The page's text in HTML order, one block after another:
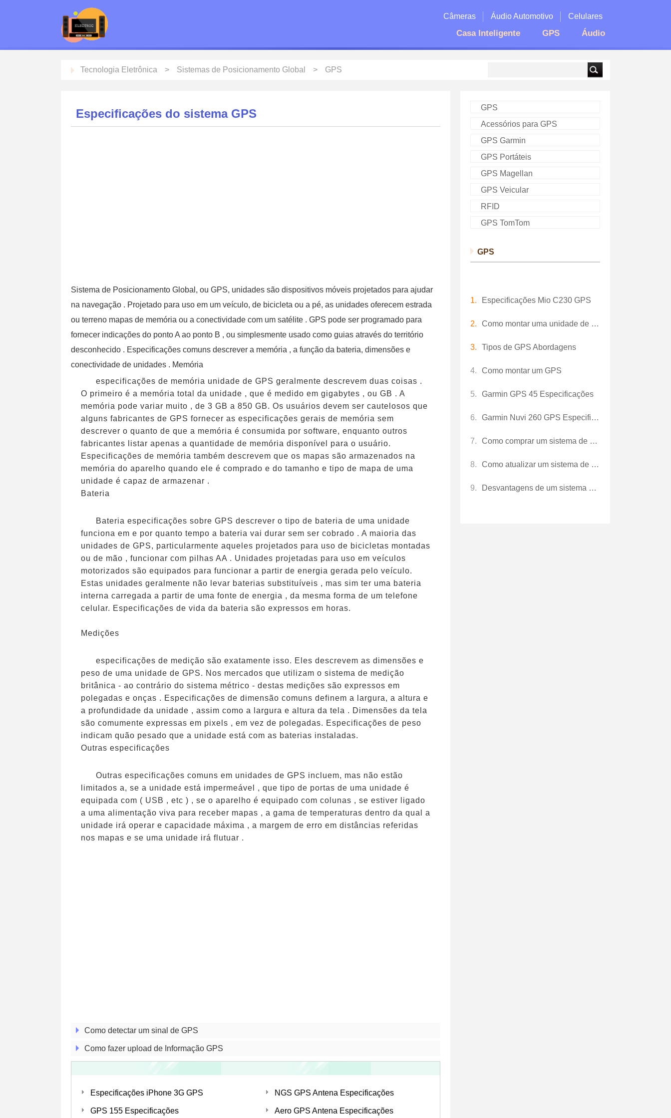
Câmeras Áudio Automotivo Celulares
Casa Inteligente GPS Áudio
Tecnologia Eletrônica Sistemas de Posicionamento Global GPS
Especificações do sistema GPS
Sistema de Posicionamento Global, ou GPS, unidades são dispositivos móveis projetados para ajudar
na navegação . Projetado para uso em um veículo, de bicicleta ou a pé, as unidades oferecem estrada
ou terreno mapas de memória ou a conectividade com um satélite . GPS pode ser programado para
fornecer indicações do ponto A ao ponto B , ou simplesmente usado como guias através do território
desconhecido . Especificações comuns descrever a memória , a função da bateria, dimensões e
conectividade de unidades . Memória
especificações de memória unidade de GPS geralmente descrevem duas coisas .
O primeiro é a memória total da unidade , que é medido em gigabytes , ou GB . A
memória pode variar muito , de 3 GB a 850 GB. Os usuários devem ser cautelosos que
alguns fabricantes de GPS fornecer as especificações gerais de memória sem
descrever o quanto de que a memória é consumida por software, enquanto outros
fabricantes listar apenas a quantidade de memória disponível para o usuário.
Especificações de memória também descrevem que os mapas são armazenados na
memória do aparelho quando ele é comprado e do tamanho e tipo de mapa de uma
unidade é capaz de armazenar .
Bateria
Bateria especificações sobre GPS descrever o tipo de bateria de uma unidade
funciona em e por quanto tempo a bateria vai durar sem ser cobrado . A maioria das
unidades de GPS, particularmente aqueles projetados para uso de bicicletas montadas
ou de mão , funcionar com pilhas AA . Unidades projetadas para uso em veículos
motorizados são equipados para funcionar a partir de energia gerada pelo veículo.
Estas unidades geralmente não levar baterias substituíveis , mas sim ter uma bateria
interna carregada a partir de uma fonte de energia , da mesma forma de um telefone
celular. Especificações de vida da bateria são expressos em horas.
Medições
especificações de medição são exatamente isso. Eles descrevem as dimensões e
peso de uma unidade de GPS. Nos mercados que utilizam o sistema de medição
britânica - ao contrário do sistema métrico - destas medições são expressos em
polegadas e onças . Especificações de dimensão comuns definem a largura, a altura e
a profundidade da unidade , assim como a largura e altura da tela . Dimensões da tela
são comumente expressas em pixels , em vez de polegadas. Especificações de peso
indicam quão pesado que a unidade está com as baterias instaladas.
Outras especificações
Outras especificações comuns em unidades de GPS incluem, mas não estão
limitados a, se a unidade está impermeável , que tipo de portas de uma unidade é
equipada com ( USB , etc ) , se o aparelho é equipado com colunas , se estiver ligado
a uma alimentação viva para receber mapas , a gama de temperaturas dentro da qual a
unidade irá operar e capacidade máxima , a margem de erro em distâncias referidas
nos mapas e se uma unidade irá flutuar .
Como detectar um sinal de GPS
Como fazer upload de Informação GPS
Especificações iPhone 3G GPS
GPS 155 Especificações
NGS GPS Antena Especificações
Aero GPS Antena Especificações
GPS
Acessórios para GPS
GPS Garmin
GPS Portáteis
GPS Magellan
GPS Veicular
RFID
GPS TomTom
GPS
Especificações Mio C230 GPS
Como montar uma unidade de GPS
Tipos de GPS Abordagens
Como montar um GPS
Garmin GPS 45 Especificações
Garmin Nuvi 260 GPS Especificações de memória
Como comprar um sistema de GPS portátil
Como atualizar um sistema de GPS Worldnav
Desvantagens de um sistema GPS